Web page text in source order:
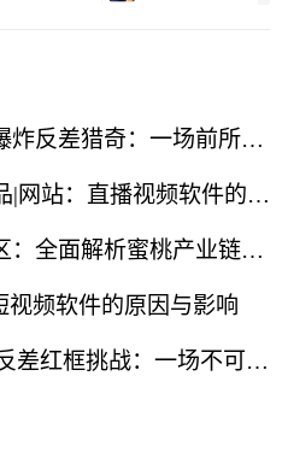
探索海角的黑料与爆炸反差猎奇：一场前所未有的直播视频体验
探索99丨国产丨精品|网站：直播视频软件的新选择
蜜桃产业一二三产区：全面解析蜜桃产业链的现状与未来
视频软件的原因与影响
五一今日爆料|极品反差红框挑战：一场不可错过的直播盛宴